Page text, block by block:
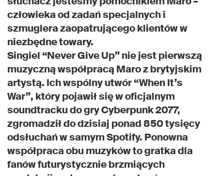
człowieka od zadań specjalnych i
szmuglera zaopatrującego klientów w
niezbędne towary.
Singiel “Never Give Up” nie jest pierwszą
muzyczną współpracą Maro z brytyjskim
artystą. Ich wspólny utwór “When It’s
War”, który pojawił się w oficjalnym
soundtracku do gry Cyberpunk 2077,
zgromadził do dzisiaj ponad 850 tysięcy
odsłuchań w samym Spotify. Ponowna
współpraca obu muzyków to gratka dla
fanów futurystycznie brzmiących